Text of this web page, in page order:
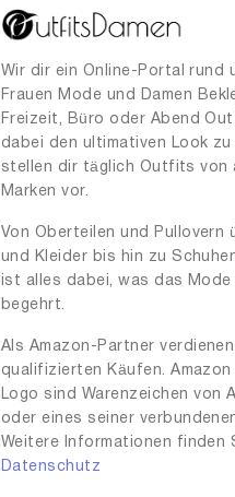
Wir dir ein Online-Portal rund
Frauen Mode und Damen
Freizeit, Büro oder Abend
dabei den ultimativen Look
stellen dir täglich Outfits von
Marken vor.
Von Oberteilen und Pullovern
und Kleider bis hin zu
ist alles dabei, was das Mode
begehrt.
Als Amazon-Partner
qualifizierten Käufen.
Logo sind Warenzeichen von
oder eines seiner
Weitere Informationen finden
Datenschutz